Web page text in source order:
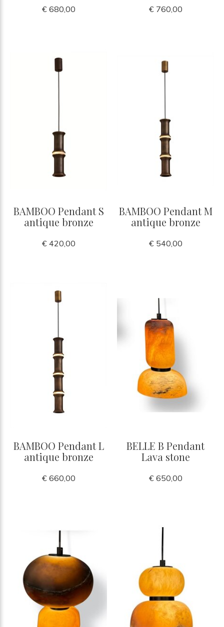
€ 680,00 € 760,00
BAMBOO Pendant S
antique bronze
€ 420,00
BAMBOO Pendant M
antique bronze
€ 540,00
BAMBOO Pendant L
antique bronze
€ 660,00
BELLE B Pendant
Lava stone
€ 650,00